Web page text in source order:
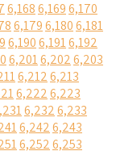
6,1686,1696,170
6,1796,1806,181
6,1906,1916,192
6,2016,2026,203
6,2126,213
6,2226,223
6,2326,233
6,2426,243
6,2526,253